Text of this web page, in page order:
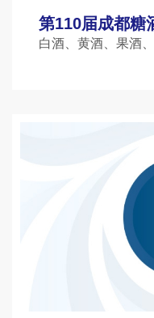
第110届成都糖
白酒、黄酒、果酒